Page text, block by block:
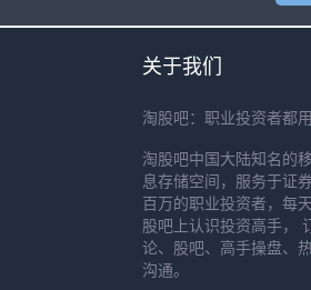
关于我们
淘股吧：职业投资者都
淘股吧中国大陆知名的
息存储空间，服务于证
百万的职业投资者，每
股吧上认识投资高手，
论、股吧、高手操盘、
沟通。